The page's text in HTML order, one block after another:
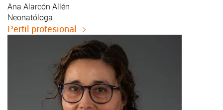
Ana Alarcón Allén
Neonatóloga
Perfil profesional